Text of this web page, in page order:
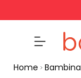
Home Bambina